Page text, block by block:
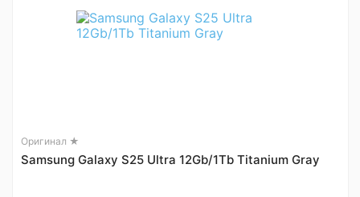
Оригинал ★
Samsung Galaxy S25 Ultra 12Gb/1Tb Titanium Gray